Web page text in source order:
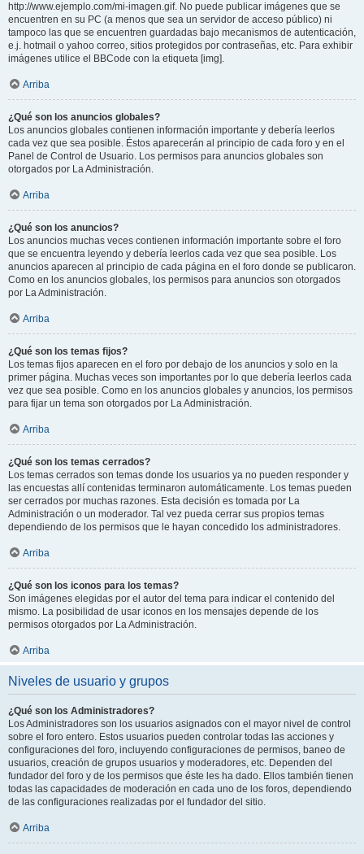
http://www.ejemplo.com/mi-imagen.gif. No puede publicar imágenes que se
encuentren en su PC (a menos que sea un servidor de acceso público) ni
tampoco las que se encuentren guardadas bajo mecanismos de autenticación,
e.j. hotmail o yahoo correo, sitios protegidos por contraseñas, etc. Para exhibir
imágenes utilice el BBCode con la etiqueta [img].
Arriba
¿Qué son los anuncios globales?
Los anuncios globales contienen información importante y debería leerlos
cada vez que sea posible. Éstos aparecerán al principio de cada foro y en el
Panel de Control de Usuario. Los permisos para anuncios globales son
otorgados por La Administración.
Arriba
¿Qué son los anuncios?
Los anuncios muchas veces contienen información importante sobre el foro
que se encuentra leyendo y debería leerlos cada vez que sea posible. Los
anuncios aparecen al principio de cada página en el foro donde se publicaron.
Como en los anuncios globales, los permisos para anuncios son otorgados
por La Administración.
Arriba
¿Qué son los temas fijos?
Los temas fijos aparecen en el foro por debajo de los anuncios y solo en la
primer página. Muchas veces son importantes por lo que debería leerlos cada
vez que sea posible. Como en los anuncios globales y anuncios, los permisos
para fijar un tema son otorgados por La Administración.
Arriba
¿Qué son los temas cerrados?
Los temas cerrados son temas donde los usuarios ya no pueden responder y
las encuestas allí contenidas terminaron automáticamente. Los temas pueden
ser cerrados por muchas razones. Esta decisión es tomada por La
Administración o un moderador. Tal vez pueda cerrar sus propios temas
dependiendo de los permisos que le hayan concedido los administradores.
Arriba
¿Qué son los iconos para los temas?
Son imágenes elegidas por el autor del tema para indicar el contenido del
mismo. La posibilidad de usar iconos en los mensajes depende de los
permisos otorgados por La Administración.
Arriba
Niveles de usuario y grupos
¿Qué son los Administradores?
Los Administradores son los usuarios asignados con el mayor nivel de control
sobre el foro entero. Estos usuarios pueden controlar todas las acciones y
configuraciones del foro, incluyendo configuraciones de permisos, baneo de
usuarios, creación de grupos usuarios y moderadores, etc. Dependen del
fundador del foro y de los permisos que éste les ha dado. Ellos también tienen
todas las capacidades de moderación en cada uno de los foros, dependiendo
de las configuraciones realizadas por el fundador del sitio.
Arriba